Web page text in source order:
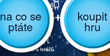
na co se
ptáte
koupit
hru